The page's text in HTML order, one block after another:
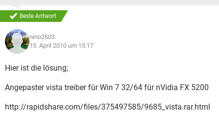
Beste Antwort
nino2603
15. April 2010 um 15:17
Hier ist die lösung;
Angepaster vista treiber für Win 7 32/64 für nVidia FX 5200
http://rapidshare.com/files/375497585/9685_vista.rar.html